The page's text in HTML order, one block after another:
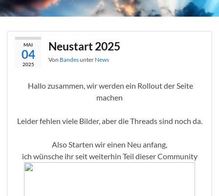
MAI
04
2025
Neustart 2025
Von Bandesunter News
Hallo zusammen, wir werden ein Rollout der Seite
machen
Leider fehlen viele Bilder, aber die Threads sind noch da.
Also Starten wir einen Neu anfang,
ich wünsche ihr seit weiterhin Teil dieser Community